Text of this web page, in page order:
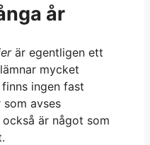
år
är egentligen ett
mycket
ingen fast
avses
är något som